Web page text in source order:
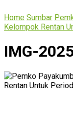
Home Sumbar
Kelompok Rentan
IMG-